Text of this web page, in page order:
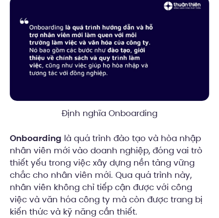
Định nghĩa Onboarding
Onboarding là quá trình đào tạo và hòa nhập
nhân viên mới vào doanh nghiệp, đóng vai trò
thiết yếu trong việc xây dựng nền tảng vững
chắc cho nhân viên mới. Qua quá trình này,
nhân viên không chỉ tiếp cận được với công
việc và văn hóa công ty mà còn được trang bị
kiến thức và kỹ năng cần thiết.